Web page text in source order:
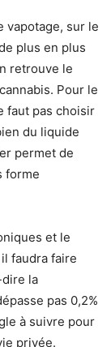
vapotage, sur le
plus en plus
retrouve le
Pour le
faut pas choisir
du liquide
permet de
forme
et le
faudra faire
dire la
pas 0,2%
à suivre pour
privée.